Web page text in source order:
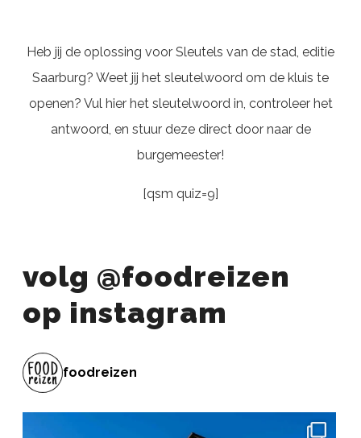
Heb jij de oplossing voor Sleutels van de stad, editie
Saarburg? Weet jij het sleutelwoord om de kluis te
openen? Vul hier het sleutelwoord in, controleer het
antwoord, en stuur deze direct door naar de
burgemeester!
[qsm quiz=9]
volg @foodreizen
op instagram
foodreizen